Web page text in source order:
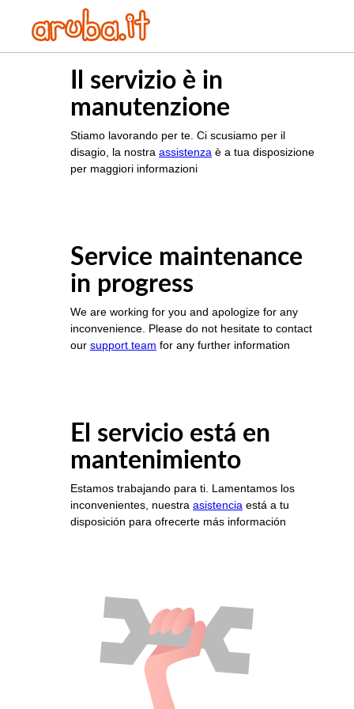
Il servizio è in
manutenzione
Stiamo lavorando per te. Ci scusiamo per il
disagio, la nostra assistenza è a tua disposizione
per maggiori informazioni
Service maintenance
in progress
We are working for you and apologize for any
inconvenience. Please do not hesitate to contact
our support team for any further information
El servicio está en
mantenimiento
Estamos trabajando para ti. Lamentamos los
inconvenientes, nuestra asistencia está a tu
disposición para ofrecerte más información